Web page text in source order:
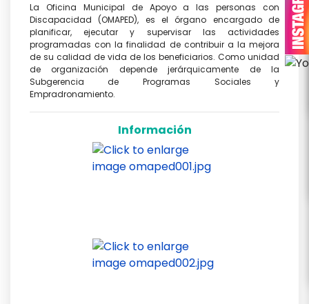
La Oficina Municipal de Apoyo a las personas con
Discapacidad (OMAPED), es el órgano encargado de
planificar, ejecutar y supervisar las actividades
programadas con la finalidad de contribuir a la mejora
de su calidad de vida de los beneficiarios. Como unidad
de organización depende jerárquicamente de la
Subgerencia de Programas Sociales y
Empradronamiento.
Información